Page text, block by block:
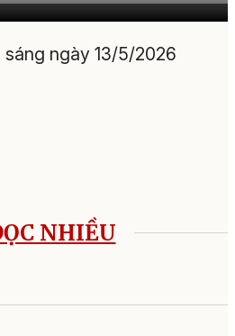
sáng ngày 13/5/2026
NHIỀU